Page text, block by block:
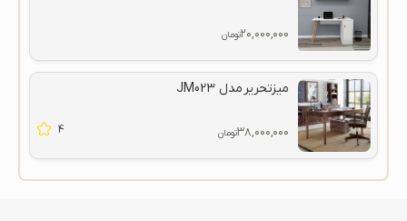
۲۰,۰۰۰,۰۰۰تومان
میزتحریر مدل JM023
۳۸,۰۰۰,۰۰۰تومان 4